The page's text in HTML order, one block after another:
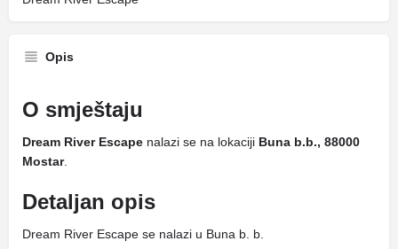
Opis
O smještaju
Dream River Escape nalazi se na lokaciji Buna b.b., 88000
Mostar.
Detaljan opis
Dream River Escape se nalazi u Buna b. b.